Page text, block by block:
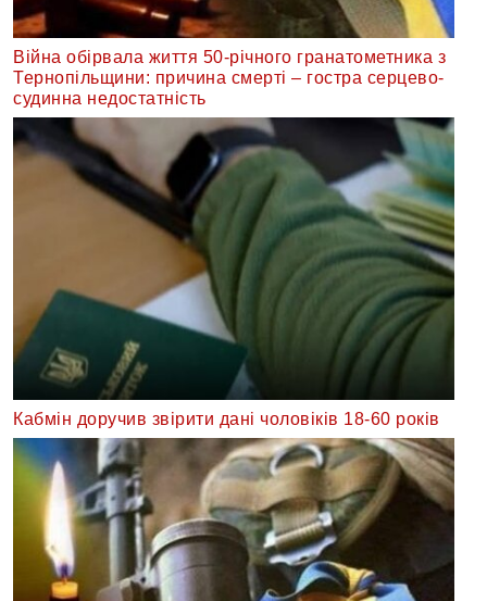
Війна обірвала життя 50-річного гранатометника з
Тернопільщини: причина смерті – гостра серцево-
судинна недостатність
Кабмін доручив звірити дані чоловіків 18-60 років